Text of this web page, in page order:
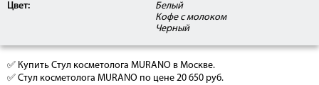
Цвет:
Белый
Кофе с молоком
Черный
✅ Купить Стул косметолога MURANO в Москве.
✅ Стул косметолога MURANO по цене 20 650 руб.